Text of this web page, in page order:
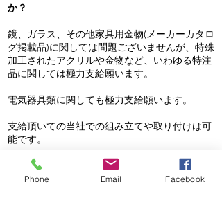
か？
鏡、ガラス、その他家具用金物(メーカーカタロ
グ掲載品)に関しては問題ございませんが、特殊
加工されたアクリルや金物など、いわゆる特注
品に関しては極力支給願います。
電気器具類に関しても極力支給願います。
支給頂いての当社での組み立てや取り付けは可
能です。
Phone Email Facebook